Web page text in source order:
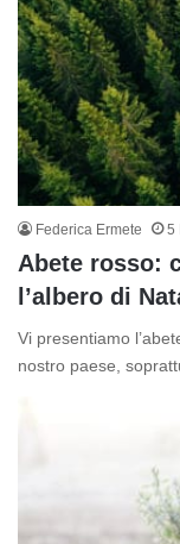
Federica Ermete 5
Abete rosso:
l’albero di
Vi presentiamo
nostro paese,